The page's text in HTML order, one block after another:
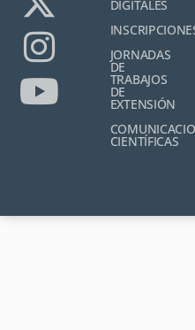
DIGITALES
JORNADAS
DE
TRABAJOS
DE
EXTENSIÓN
CIENTÍFICAS